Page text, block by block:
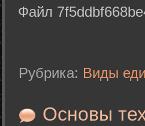
Файл
Рубрика: Виды
Основы